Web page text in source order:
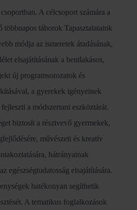
A célcsoport számára a
többnapos táborok Tapasztalataink
módja az ismeretek átadásának,
elsajátításának a bentlakásos,
új programsorozatok és
a gyerekek igényeinek
a módszertani eszköztárát.
biztosít a résztvevő gyermekek,
művészeti és kreatív
hátrányainak
egészségtudatosság elsajátítására.
hatékonyan segíthetik
A tematikus foglalkozások